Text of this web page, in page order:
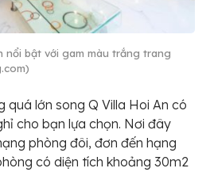
nổi bật với gam màu trắng trang
quá lớn song Q Villa Hoi An có
cho bạn lựa chọn. Nơi đây
phòng đôi, đơn đến hạng
có diện tích khoảng 30m2